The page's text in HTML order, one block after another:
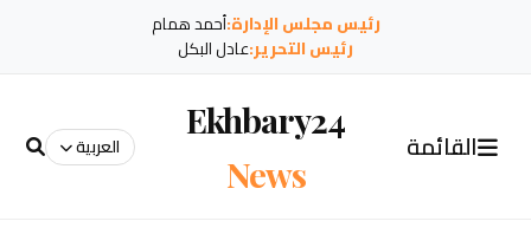
رئيس مجلس الإدارة:أحمد همام
رئيس التحرير:عادل البكل
القائمة
Ekhbary24
News
العربية